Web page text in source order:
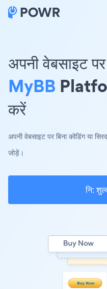
अपनी वेबसाइट
MyBB
करें
अपनी वेबसाइट पर बिना कोडिंग या
जोड़ें।
नि: